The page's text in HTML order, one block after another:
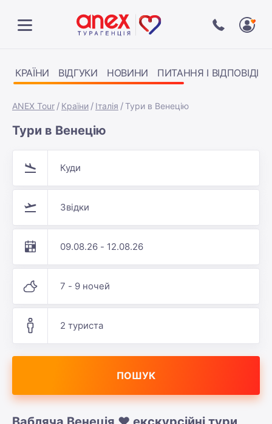
КРАЇНИ ВІДГУКИ НОВИНИ ПИТАННЯ І ВІДПОВІДІ
ANEX Tour Країни Італія Тури в Венецію
Тури в Венецію
Куди
Звідки
09.08.26 - 12.08.26
7 - 9 ночей
2 туриста
ПОШУК